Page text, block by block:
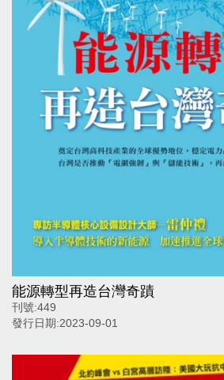
能源轉型再造台灣奇蹟
刊號:449
發行日期:2023-09-01